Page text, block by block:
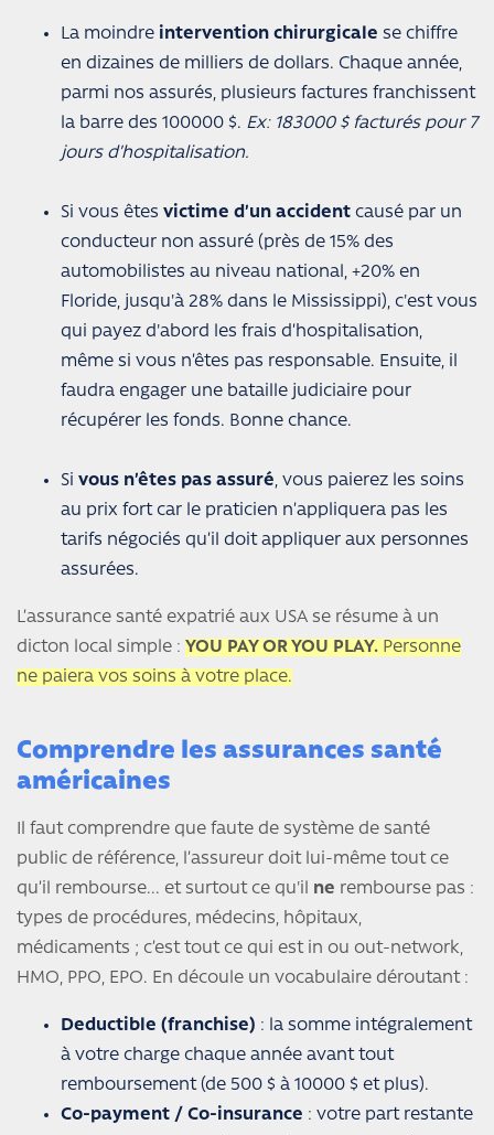
La moindre intervention chirurgicale se chiffre
en dizaines de milliers de dollars. Chaque année,
parmi nos assurés, plusieurs factures franchissent
la barre des 100000 $. Ex: 183000 $ facturés pour 7
jours d’hospitalisation.
Si vous êtes victime d’un accident causé par un
conducteur non assuré (près de 15% des
automobilistes au niveau national, +20% en
Floride, jusqu'à 28% dans le Mississippi), c'est vous
qui payez d'abord les frais d’hospitalisation,
même si vous n’êtes pas responsable. Ensuite, il
faudra engager une bataille judiciaire pour
récupérer les fonds. Bonne chance.
Si vous n’êtes pas assuré, vous paierez les soins
au prix fort car le praticien n’appliquera pas les
tarifs négociés qu’il doit appliquer aux personnes
assurées.
L’assurance santé expatrié aux USA se résume à un
dicton local simple : YOU PAY OR YOU PLAY. Personne
ne paiera vos soins à votre place.
Comprendre les assurances santé
américaines
Il faut comprendre que faute de système de santé
public de référence, l’assureur doit lui-même tout ce
qu’il rembourse... et surtout ce qu'il ne rembourse pas :
types de procédures, médecins, hôpitaux,
médicaments ; c’est tout ce qui est in ou out-network,
HMO, PPO, EPO. En découle un vocabulaire déroutant :
Deductible (franchise) : la somme intégralement
à votre charge chaque année avant tout
remboursement (de 500 $ à 10000 $ et plus).
Co-payment / Co-insurance : votre part restante